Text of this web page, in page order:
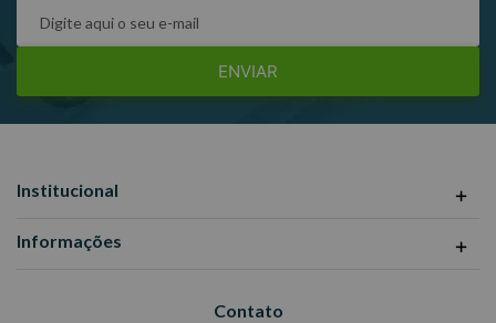
ENVIAR
Institucional
Informações
Contato